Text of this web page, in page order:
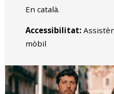
En català.
Accessibilitat:
mòbil